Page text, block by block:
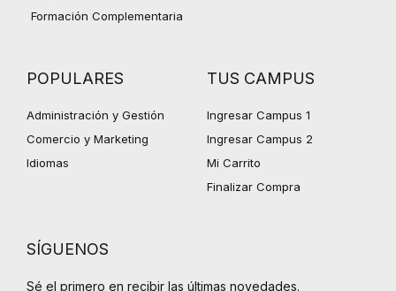
Formación Complementaria
POPULARES
Administración y Gestión
Comercio y Marketing
Idiomas
TUS CAMPUS
Ingresar Campus 1
Ingresar Campus 2
Mi Carrito
Finalizar Compra
SÍGUENOS
Sé el primero en recibir las últimas novedades.